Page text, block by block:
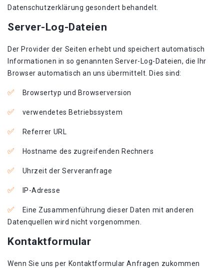
Datenschutzerklärung gesondert behandelt.
Server-Log-Dateien
Der Provider der Seiten erhebt und speichert automatisch
Informationen in so genannten Server-Log-Dateien, die Ihr
Browser automatisch an uns übermittelt. Dies sind:
Browsertyp und Browserversion
verwendetes Betriebssystem
Referrer URL
Hostname des zugreifenden Rechners
Uhrzeit der Serveranfrage
IP-Adresse
Eine Zusammenführung dieser Daten mit anderen
Datenquellen wird nicht vorgenommen.
Kontaktformular
Wenn Sie uns per Kontaktformular Anfragen zukommen